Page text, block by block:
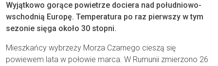
Wyjątkowo gorące powietrze dociera nad południowo-
wschodnią Europę. Temperatura po raz pierwszy w tym
sezonie sięga około 30 stopni.
Mieszkańcy wybrzeży Morza Czarnego cieszą się
powiewem lata w połowie marca. W Rumunii zmierzono 26